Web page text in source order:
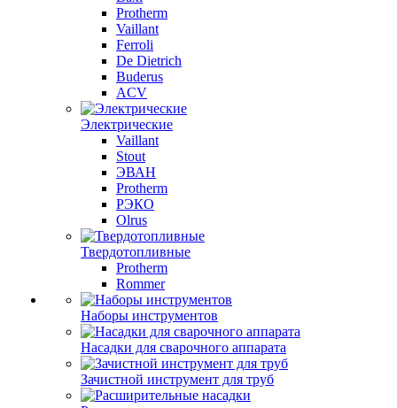
Protherm
Vaillant
Ferroli
De Dietrich
Buderus
ACV
Электрические
Vaillant
Stout
ЭВАН
Protherm
РЭКО
Olrus
Твердотопливные
Protherm
Rommer
Наборы инструментов
Насадки для сварочного аппарата
Зачистной инструмент для труб